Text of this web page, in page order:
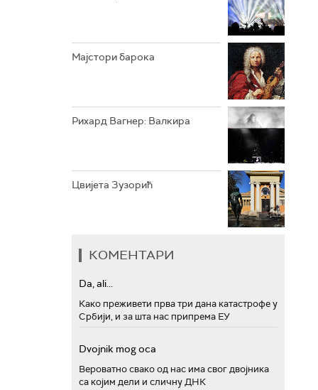
Мајстори барока
Рихард Вагнер: Валкира
Цвијета Зузорић
КОМЕНТАРИ
Da, ali...
Како преживети прва три дана катастрофе у
Србији, и за шта нас припрема ЕУ
Dvojnik mog oca
Вероватно свако од нас има свог двојника
са којим дели и сличну ДНК